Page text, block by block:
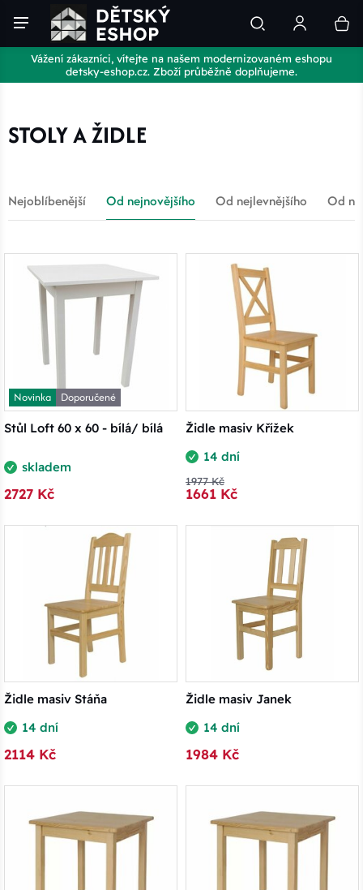
Vážení zákazníci, vítejte na našem modernizovaném eshopu
detsky-eshop.cz. Zboží průběžně doplňujeme.
STOLY A ŽIDLE
Nejoblíbenější Od nejnovějšího Od nejlevnějšího Od
Novinka
Doporučené
Stůl Loft 60 x 60 - bílá/ bílá
skladem
2727 Kč
Židle masiv Křížek
14 dní
1977 Kč
1661 Kč
Židle masiv Stáňa
14 dní
2114 Kč
Židle masiv Janek
14 dní
1984 Kč